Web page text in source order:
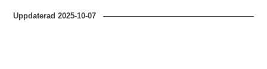
Uppdaterad2025-10-07